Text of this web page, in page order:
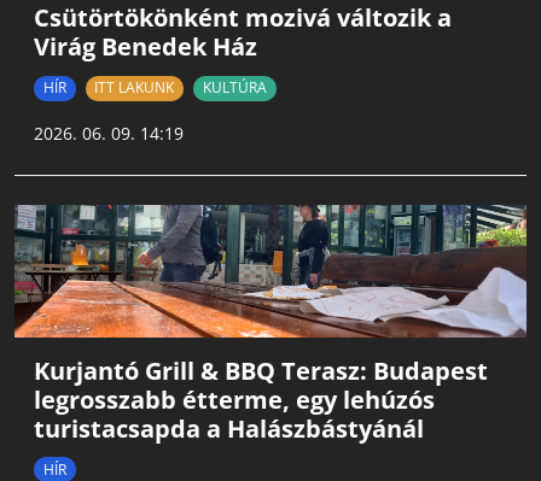
Csütörtökönként mozivá változik a
Virág Benedek Ház
HÍR ITT LAKUNK KULTÚRA
2026. 06. 09. 14:19
Kurjantó Grill & BBQ Terasz: Budapest
legrosszabb étterme, egy lehúzós
turistacsapda a Halászbástyánál
HÍR